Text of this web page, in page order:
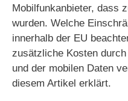
Mobilfunkanbieter, dass
wurden. Welche
innerhalb der EU
zusätzliche Kosten
und der mobilen Daten
diesem Artikel erklärt.